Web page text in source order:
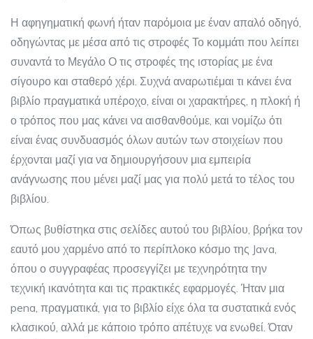
Η αφηγηματική φωνή ήταν παρόμοια με έναν απαλό οδηγό,
οδηγώντας με μέσα από τις στροφές Το κομμάτι που λείπει
συναντά το Μεγάλο Ο τις στροφές της ιστορίας με ένα
σίγουρο και σταθερό χέρι. Συχνά αναρωτιέμαι τι κάνει ένα
βιβλίο πραγματικά υπέροχο, είναι οι χαρακτήρες, η πλοκή ή
ο τρόπος που μας κάνει να αισθανθούμε, και νομίζω ότι
είναι ένας συνδυασμός όλων αυτών των στοιχείων που
έρχονται μαζί για να δημιουργήσουν μια εμπειρία
ανάγνωσης που μένει μαζί μας για πολύ μετά το τέλος του
βιβλίου.
Όπως βυθίστηκα στις σελίδες αυτού του βιβλίου, βρήκα τον
εαυτό μου χαρμένο από το περίπλοκο κόσμο της Java,
όπου ο συγγραφέας προσεγγίζει με τεχνηρότητα την
τεχνική ικανότητα και τις πρακτικές εφαρμογές. Ήταν μια
pena, πραγματικά, για το βιβλίο είχε όλα τα συστατικά ενός
κλασικού, αλλά με κάποιο τρόπο απέτυχε να ενωθεί. Όταν